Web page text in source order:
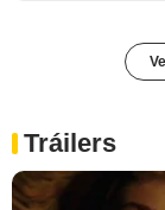
Tráilers